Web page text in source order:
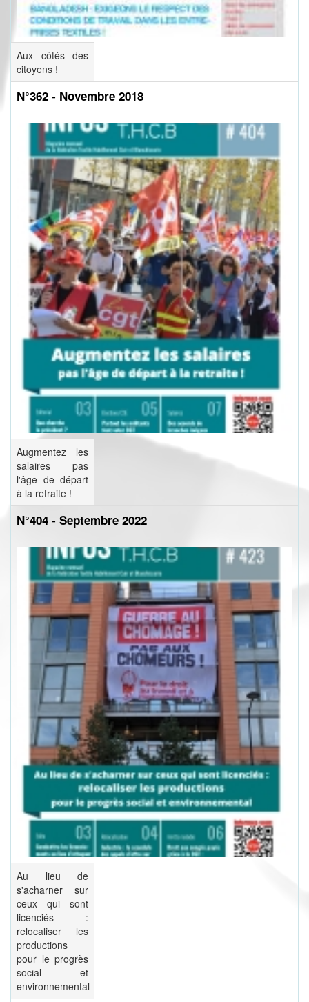
Aux côtés des
citoyens !
N°362 - Novembre 2018
Augmentez les
salaires pas
l'âge de départ
à la retraite !
N°404 - Septembre 2022
Au lieu de
s'acharner sur
ceux qui sont
licenciés :
relocaliser les
productions
pour le progrès
social et
environnemental